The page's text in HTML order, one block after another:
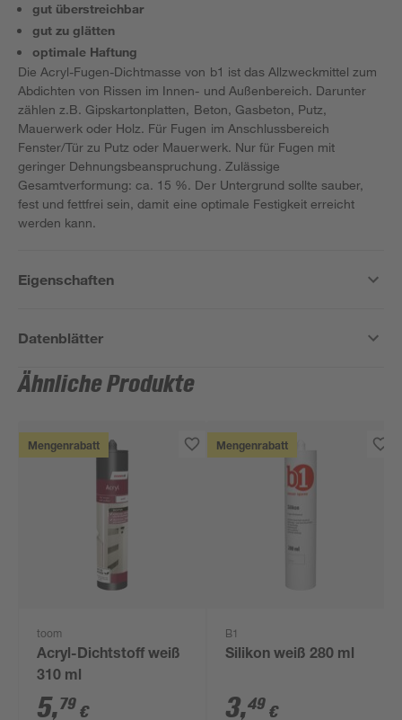
gut überstreichbar
gut zu glätten
optimale Haftung
Die Acryl-Fugen-Dichtmasse von b1 ist das Allzweckmittel zum
Abdichten von Rissen im Innen- und Außenbereich. Darunter
zählen z.B. Gipskartonplatten, Beton, Gasbeton, Putz,
Mauerwerk oder Holz. Für Fugen im Anschlussbereich
Fenster/Tür zu Putz oder Mauerwerk. Nur für Fugen mit
geringer Dehnungsbeanspruchung. Zulässige
Gesamtverformung: ca. 15 %. Der Untergrund sollte sauber,
fest und fettfrei sein, damit eine optimale Festigkeit erreicht
werden kann.
Eigenschaften
Datenblätter
Ähnliche Produkte
Mengenrabatt
toom
Acryl-Dichtstoff weiß
310 ml
5,79 €
Mengenrabatt
B1
Silikon weiß 280 ml
3,49 €